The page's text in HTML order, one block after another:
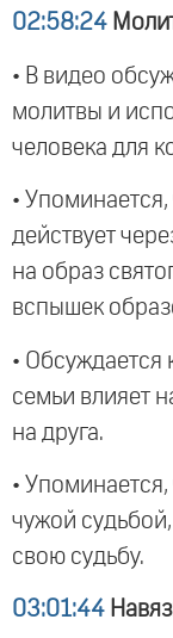
02:58:24
• В видео
молитвы и
человека для
•
действует
на образ
вспышек
• Обсуждается
семьи влияет
на друга.
•
чужой
свою судьбу.
03:01:44